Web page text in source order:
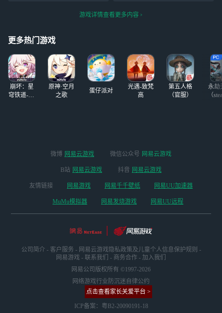
经启动测试、定胜
优，永劫无间手游
更多英雄与武器、
更多玩法与活动、
更高画质与体验，
以及超
游戏详情查看更多内容
更多热门游戏
崩坏：星
穹铁道-4.4
原神·空月
之歌
蛋仔派对
光遇-致梵
高
第五人格
（官服）
永劫
（
微博 网易云游戏 微信公众号 网易云游戏
B站 网易云游戏 抖音 网易云游戏
友情链接 网易游戏 网易千千壁纸 网易UU加速器
MuMu模拟器 网易发烧游戏 网易UU远程
公司简介 - 客户服务 - 网易云游戏隐私政策及儿童个人信息保护规则 -
网易游戏 - 联系我们 - 商务合作 - 加入我们
网易公司版权所有 ©1997-2026
网络游戏行业防沉迷自律公约
点击查看家长关爱平台 >
ICP备案：粤B2-20090191-18